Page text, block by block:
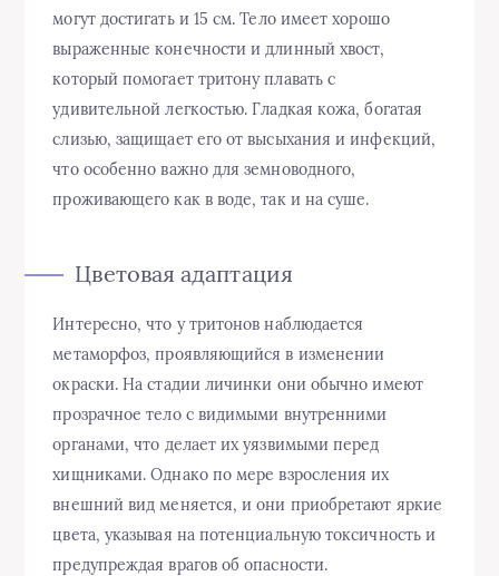
могут достигать и 15 см. Тело имеет хорошо
выраженные конечности и длинный хвост,
который помогает тритону плавать с
удивительной легкостью. Гладкая кожа, богатая
слизью, защищает его от высыхания и инфекций,
что особенно важно для земноводного,
проживающего как в воде, так и на суше.
Цветовая адаптация
Интересно, что у тритонов наблюдается
метаморфоз, проявляющийся в изменении
окраски. На стадии личинки они обычно имеют
прозрачное тело с видимыми внутренними
органами, что делает их уязвимыми перед
хищниками. Однако по мере взросления их
внешний вид меняется, и они приобретают яркие
цвета, указывая на потенциальную токсичность и
предупреждая врагов об опасности.